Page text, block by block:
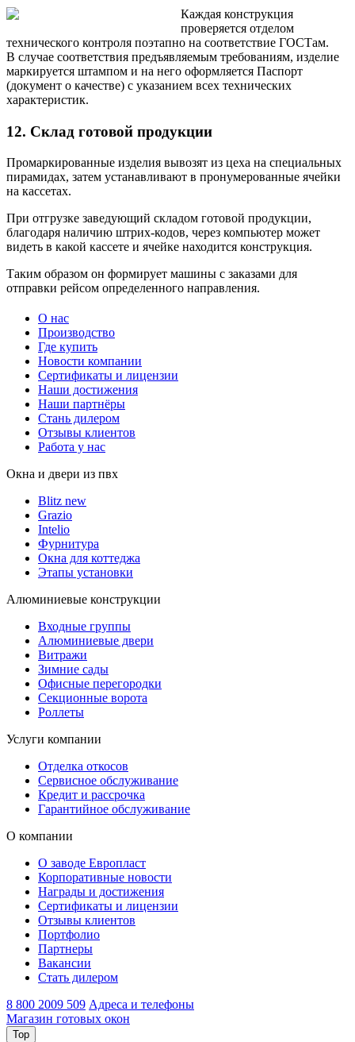
Каждая конструкция
проверяется отделом
технического контроля поэтапно на соответствие ГОСТам.
В случае соответствия предъявляемым требованиям, изделие
маркируется штампом и на него оформляется Паспорт
(документ о качестве) с указанием всех технических
характеристик.
12. Склад готовой продукции
Промаркированные изделия вывозят из цеха на специальных
пирамидах, затем устанавливают в пронумерованные ячейки
на кассетах.
При отгрузке заведующий складом готовой продукции,
благодаря наличию штрих-кодов, через компьютер может
видеть в какой кассете и ячейке находится конструкция.
Таким образом он формирует машины с заказами для
отправки рейсом определенного направления.
О нас
Производство
Где купить
Новости компании
Сертификаты и лицензии
Наши достижения
Наши партнёры
Стань дилером
Отзывы клиентов
Работа у нас
Окна и двери из пвх
Blitz new
Grazio
Intelio
Фурнитура
Окна для коттеджа
Этапы установки
Алюминиевые конструкции
Входные группы
Алюминиевые двери
Витражи
Зимние сады
Офисные перегородки
Секционные ворота
Роллеты
Услуги компании
Отделка откосов
Сервисное обслуживание
Кредит и рассрочка
Гарантийное обслуживание
О компании
О заводе Европласт
Корпоративные новости
Награды и достижения
Сертификаты и лицензии
Отзывы клиентов
Портфолио
Партнеры
Вакансии
Стать дилером
8 800 2009 509 Адреса и телефоны
Магазин готовых окон
Top